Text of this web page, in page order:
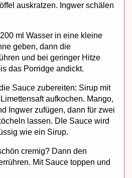
auskratzen. Ingwer schälen
ml Wasser in eine kleine
geben, dann die
und bei geringer Hitze
das Porridge andickt.
Sauce zubereiten: Sirup mit
aufkochen. Mango,
Ingwer zufügen, dann für zwei
lassen. DIe Sauce wird
wie ein Sirup.
cremig? Dann den
Mit Sauce toppen und